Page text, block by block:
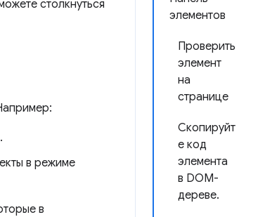
элементов
Проверить
элемент
на
странице
Скопируйт
е код
элемента
в DOM-
дереве.
столкнуться
.
в режиме
в